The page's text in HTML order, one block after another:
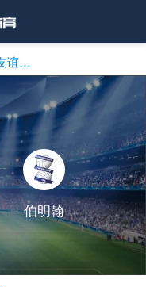
球会友谊直播
伯明翰